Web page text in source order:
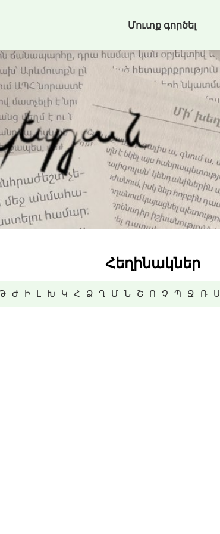
Մուտք գործել
Հեղինակներ
Ժ Ի Լ Խ Կ Հ Ձ Ղ Մ Ն Շ Ո Չ Պ Ջ Ռ Ս